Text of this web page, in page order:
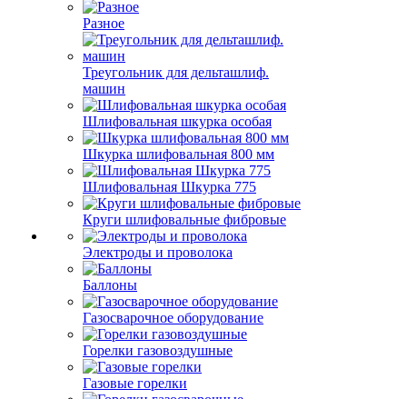
Разное
Треугольник для дельташлиф.
машин
Шлифовальная шкурка особая
Шкурка шлифовальная 800 мм
Шлифовальная Шкурка 775
Круги шлифовальные фибровые
Электроды и проволока
Баллоны
Газосварочное оборудование
Горелки газовоздушные
Газовые горелки